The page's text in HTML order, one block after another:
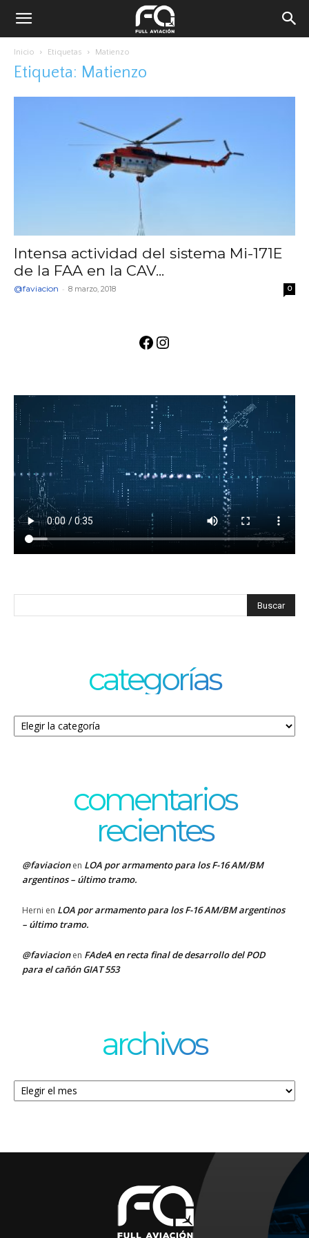
Inicio Etiquetas Matienzo
Etiqueta: Matienzo
Intensa actividad del sistema Mi-171E
de la FAA en la CAV...
@faviacion - 8 marzo, 2018 0
Facebook
Instagram
categorías
Categorías
comentarios
recientes
@faviacionen LOA por armamento para los F-16 AM/BM
argentinos – último tramo.
Herni en LOA por armamento para los F-16 AM/BM argentinos
– último tramo.
@faviacionen FAdeA en recta final de desarrollo del POD
para el cañón GIAT 553
archivos
Archivos